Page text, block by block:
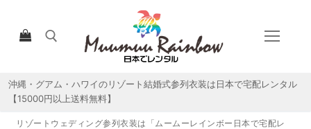
ツ
検索:
沖縄・グアム・ハワイのリゾート結婚式参列衣装は日本で宅配レンタル
【15000円以上送料無料】
リゾートウェディング参列衣装は「ムームーレインボー日本で宅配レ